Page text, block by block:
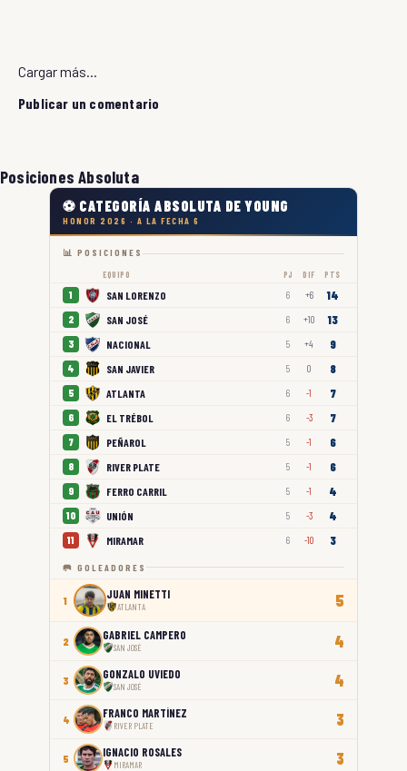
Cargar más...
Publicar un comentario
Posiciones Absoluta
⚽ CATEGORÍA ABSOLUTA DE YOUNG
HONOR 2026 · A LA FECHA 6
📊 POSICIONES
EQUIPO PJ DIF PTS
1 SAN LORENZO 6 +6 14
2 SAN JOSÉ 6 +10 13
3 NACIONAL 5 +4 9
4 SAN JAVIER 5 0 8
5 ATLANTA 6 -1 7
6 EL TRÉBOL 6 -3 7
7 PEÑAROL 5 -1 6
8 RIVER PLATE 5 -1 6
9 FERRO CARRIL 5 -1 4
10 UNIÓN 5 -3 4
11 MIRAMAR 6 -10 3
🥅 GOLEADORES
1 JUAN MINETTI
ATLANTA 5
2 GABRIEL CAMPERO
SAN JOSÉ 4
3 GONZALO UVIEDO
SAN JOSÉ 4
4 FRANCO MARTÍNEZ
RIVER PLATE 3
5 IGNACIO ROSALES
MIRAMAR 3